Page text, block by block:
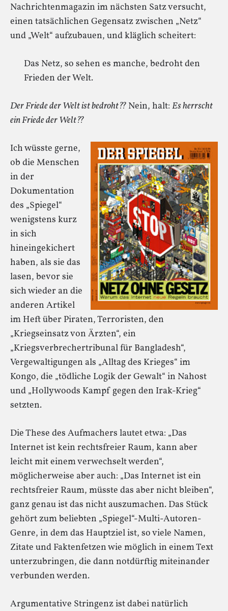
Nachrichtenmagazin im nächsten Satz versucht,
einen tatsächlichen Gegensatz zwischen „Netz“
und „Welt“ aufzubauen, und kläglich scheitert:
Das Netz, so sehen es manche, bedroht den
Frieden der Welt.
Der Friede der Welt ist bedroht?? Nein, halt: Es herrscht
ein Friede der Welt??
Ich wüsste gerne,
ob die Menschen
in der
Dokumentation
des „Spiegel“
wenigstens kurz
in sich
hineingekichert
haben, als sie das
lasen, bevor sie
sich wieder an die
anderen Artikel
im Heft über Piraten, Terroristen, den
„Kriegseinsatz von Ärzten“, ein
„Kriegsverbrechertribunal für Bangladesh“,
Vergewaltigungen als „Alltag des Krieges“ im
Kongo, die „tödliche Logik der Gewalt“ in Nahost
und „Hollywoods Kampf gegen den Irak-Krieg“
setzten.
Die These des Aufmachers lautet etwa: „Das
Internet ist kein rechtsfreier Raum, kann aber
leicht mit einem verwechselt werden“,
möglicherweise aber auch: „Das Internet ist ein
rechtsfreier Raum, müsste das aber nicht bleiben“,
ganz genau ist das nicht auszumachen. Das Stück
gehört zum beliebten „Spiegel“-Multi-Autoren-
Genre, in dem das Hauptziel ist, so viele Namen,
Zitate und Faktenfetzen wie möglich in einem Text
unterzubringen, die dann notdürftig miteinander
verbunden werden.
Argumentative Stringenz ist dabei natürlich